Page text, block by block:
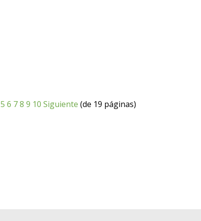
5 6 78 9 10 Siguiente (de 19 páginas)